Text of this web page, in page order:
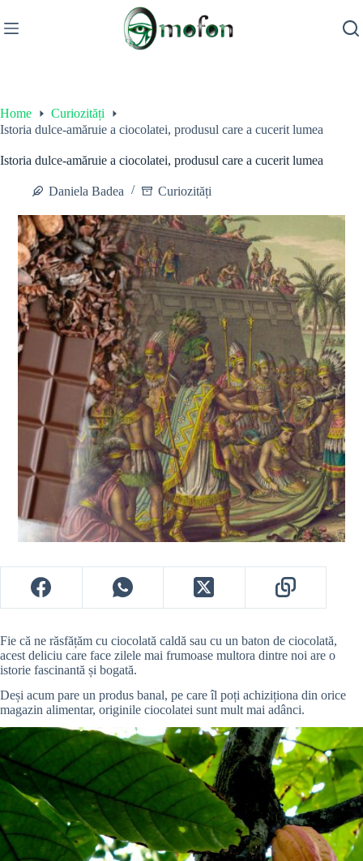
to
content
Home
Curiozități
Istoria dulce-amăruie a ciocolatei, produsul care a cucerit lumea
Istoria dulce-amăruie a ciocolatei, produsul care a cucerit lumea
Daniela Badea Curiozități
Fie că ne răsfățăm cu ciocolată caldă sau cu un baton de ciocolată,
acest deliciu care face zilele mai frumoase multora dintre noi are o
istorie fascinantă și bogată.
Deși acum pare un produs banal, pe care îl poți achiziționa din orice
magazin alimentar, originile ciocolatei sunt mult mai adânci.